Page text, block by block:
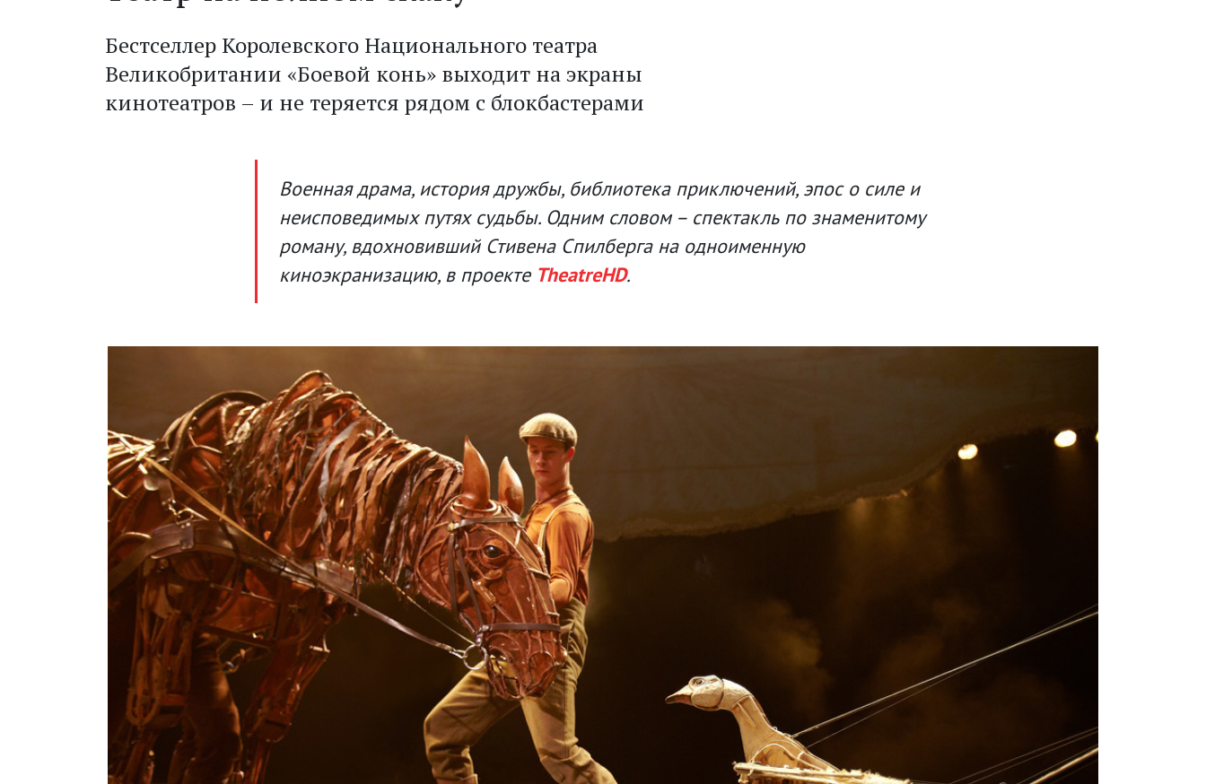
Бестселлер Королевского Национального театра
Великобритании «Боевой конь» выходит на экраны
кинотеатров – и не теряется рядом с блокбастерами
Военная драма, история дружбы, библиотека приключений, эпос о силе и
неисповедимых путях судьбы. Одним словом – спектакль по знаменитому
роману, вдохновивший Стивена Спилберга на одноименную
киноэкранизацию, в проекте TheatreHD.